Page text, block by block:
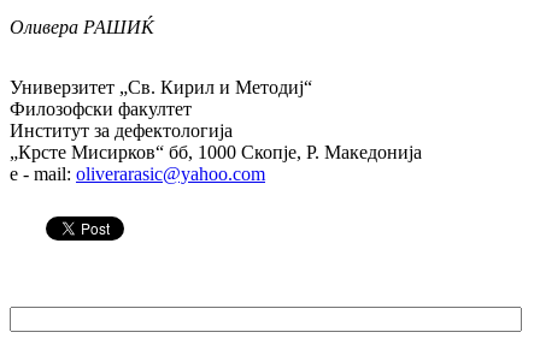
Оливера РАШИЌ
Универзитет „Св. Кирил и Методиј“
Филозофски факултет
Институт за дефектологија
„Крсте Мисирков“ бб, 1000 Скопје, Р. Македонија
e - mail: oliverarasic@yahoo.com